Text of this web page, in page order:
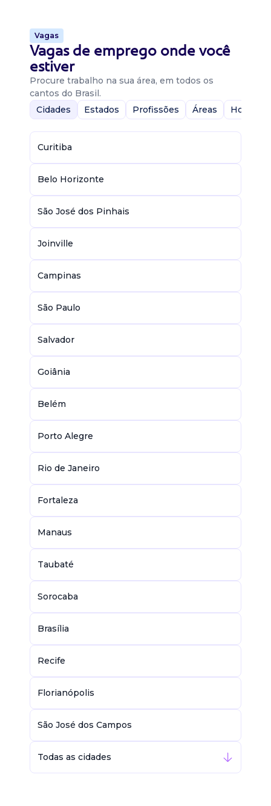
Vagas
Vagas de emprego onde você
estiver
Procure trabalho na sua área, em todos os
cantos do Brasil.
Cidades
Estados Profissões Áreas Home-
Curitiba
Belo Horizonte
São José dos Pinhais
Joinville
Campinas
São Paulo
Salvador
Goiânia
Belém
Porto Alegre
Rio de Janeiro
Fortaleza
Manaus
Taubaté
Sorocaba
Brasília
Recife
Florianópolis
São José dos Campos
Todas as cidades